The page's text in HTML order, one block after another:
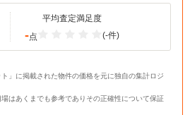
平均査定満足度
-点 (-件)
」に掲載された物件の価格を元に独自の集計ロジ
はあくまでも参考でありその正確性について保証